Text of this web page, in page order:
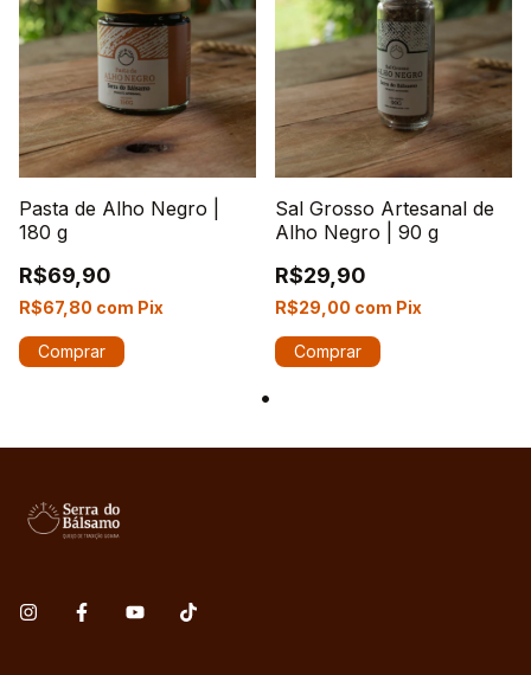
Pasta de Alho Negro |
180 g
R$69,90
R$67,80 com Pix
Sal Grosso Artesanal de
Alho Negro | 90 g
R$29,90
R$29,00 com Pix